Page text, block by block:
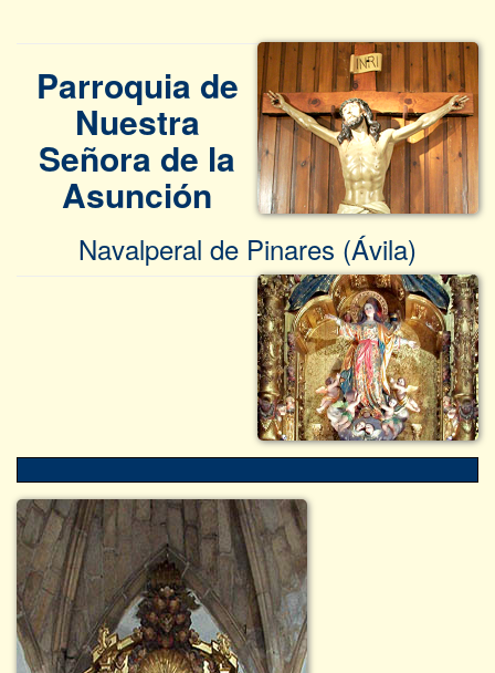
Parroquia de
Nuestra
Señora de la
Asunción
Navalperal de Pinares (Ávila)